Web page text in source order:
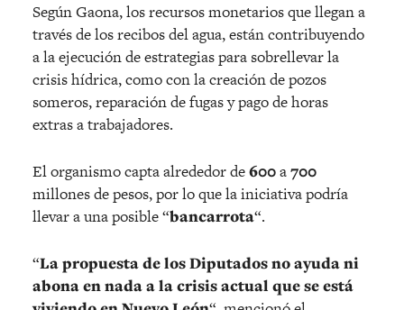
Según Gaona, los recursos monetarios que llegan a
través de los recibos del agua, están contribuyendo
a la ejecución de estrategias para sobrellevar la
crisis hídrica, como con la creación de pozos
someros, reparación de fugas y pago de horas
extras a trabajadores.
El organismo capta alrededor de600a700
millones de pesos, por lo que la iniciativa podría
llevar a una posible “bancarrota“.
“La propuesta de los Diputados no ayuda ni
abona en nada a la crisis actual que se está